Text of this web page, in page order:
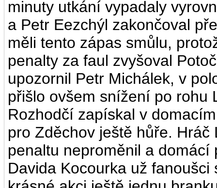
minuty utkání vypadaly
a Petr Eezchýl zakončoval
měli tento zápas smůlu,
penalty za faul zvyšoval
upozornil Petr Michálek, v
přišlo ovšem snížení po rohu
Rozhodčí zapískal v
pro Zděchov ještě hůře.
penaltu neproměnil a
Davida Kocourka už